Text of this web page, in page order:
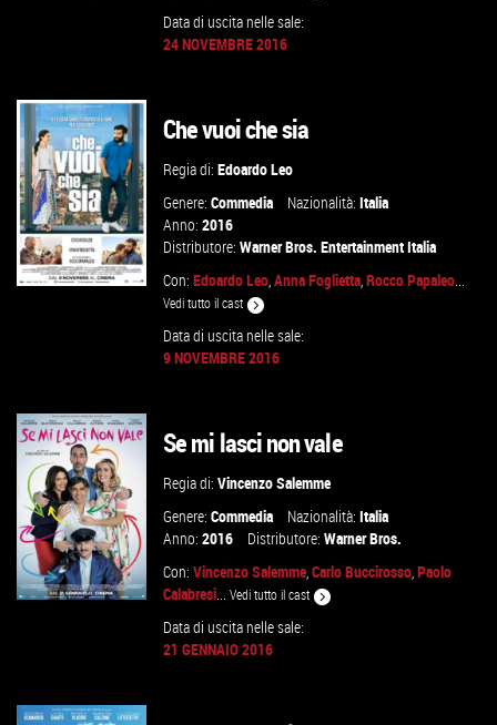
VAI ALLA SCHEDA
Data di uscita nelle sale:
24 NOVEMBRE 2016
VAI ALLA SCHEDA
Che vuoi che sia
Regia di:Edoardo Leo
Genere:Commedia Nazionalità:Italia
Anno:2016
Distributore:Warner Bros. Entertainment Italia
Con:Edoardo Leo,Anna Foglietta,Rocco Papaleo...
Vedi tutto il cast
Data di uscita nelle sale:
9 NOVEMBRE 2016
Se mi lasci non vale
Regia di:Vincenzo Salemme
Genere:Commedia Nazionalità:Italia
Anno:2016 Distributore:Warner Bros.
Con:Vincenzo Salemme,Carlo Buccirosso,Paolo
Calabresi...Vedi tutto il cast
Data di uscita nelle sale:
21 GENNAIO 2016